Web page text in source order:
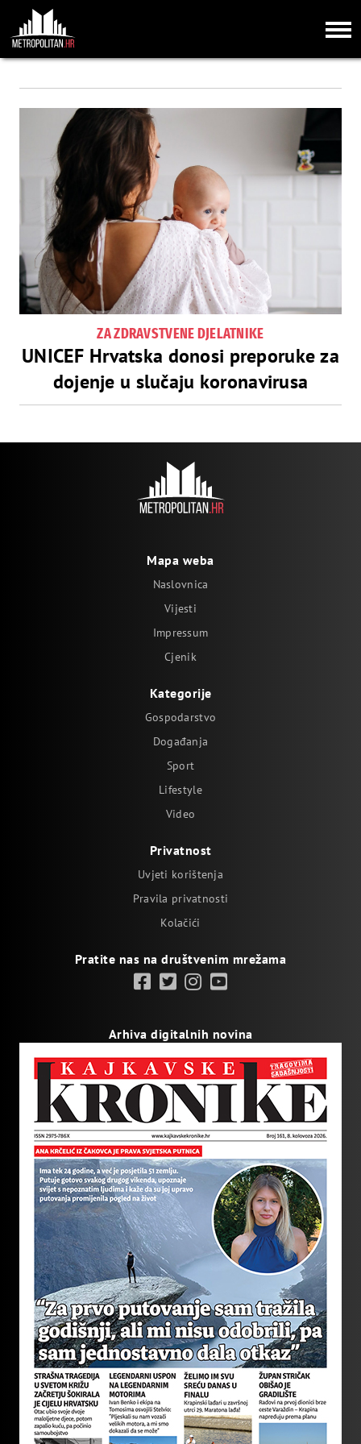
ZA ZDRAVSTVENE DJELATNIKE
UNICEF Hrvatska donosi preporuke za
dojenje u slučaju koronavirusa
Mapa weba
Naslovnica
Vijesti
Impressum
Cjenik
Kategorije
Gospodarstvo
Događanja
Sport
Lifestyle
Video
Privatnost
Uvjeti korištenja
Pravila privatnosti
Kolačići
Pratite nas na društvenim mrežama
Arhiva digitalnih novina